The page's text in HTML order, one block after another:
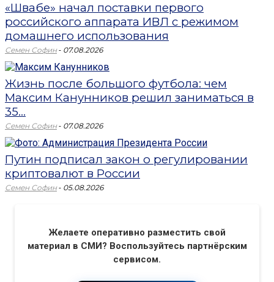
«Швабе» начал поставки первого
российского аппарата ИВЛ с режимом
домашнего использования
Семен Софин - 07.08.2026
Жизнь после большого футбола: чем
Максим Канунников решил заниматься в
35...
Семен Софин - 07.08.2026
Путин подписал закон о регулировании
криптовалют в России
Семен Софин - 05.08.2026
Желаете оперативно разместить свой
материал в СМИ? Воспользуйтесь партнёрским
сервисом.